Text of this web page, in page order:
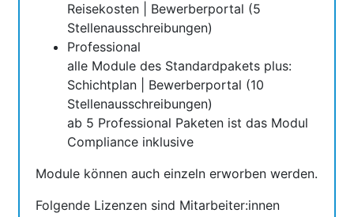
Reisekosten | Bewerberportal (5
Stellenausschreibungen)
Professional
alle Module des Standardpakets plus:
Schichtplan | Bewerberportal (10
Stellenausschreibungen)
ab 5 Professional Paketen ist das Modul
Compliance inklusive
Module können auch einzeln erworben werden.
Folgende Lizenzen sind Mitarbeiter:innen